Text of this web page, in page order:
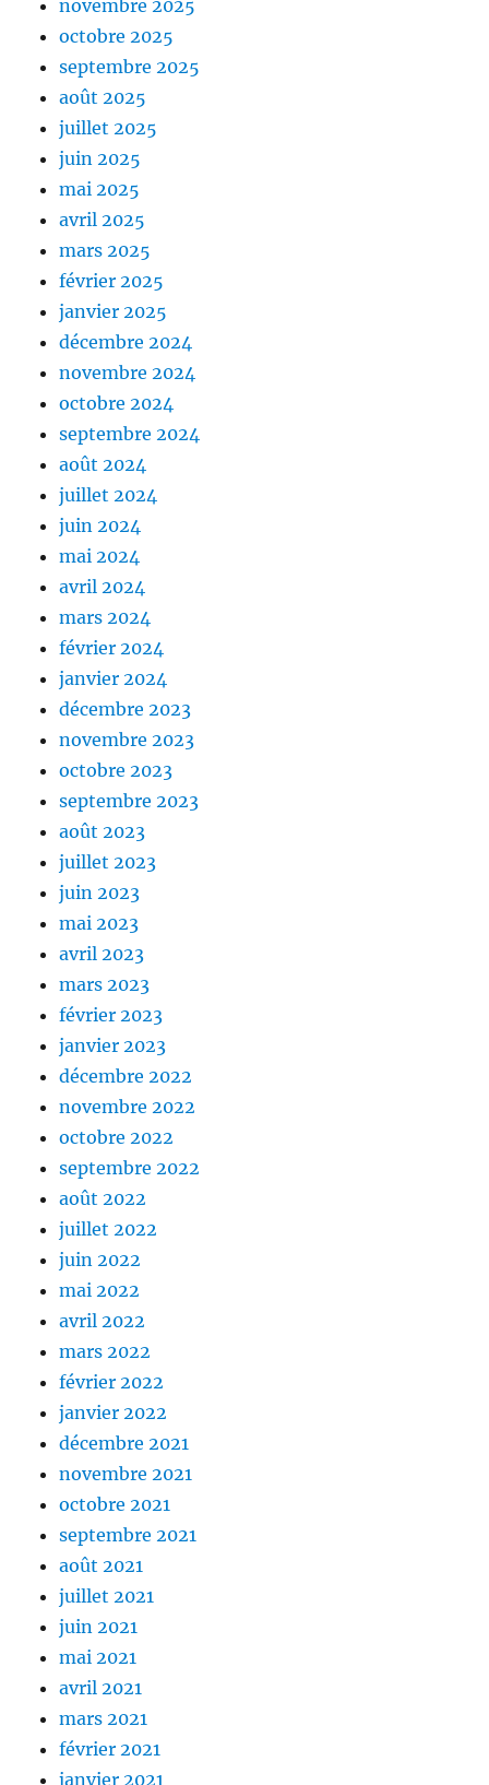
novembre 2025
octobre 2025
septembre 2025
août 2025
juillet 2025
juin 2025
mai 2025
avril 2025
mars 2025
février 2025
janvier 2025
décembre 2024
novembre 2024
octobre 2024
septembre 2024
août 2024
juillet 2024
juin 2024
mai 2024
avril 2024
mars 2024
février 2024
janvier 2024
décembre 2023
novembre 2023
octobre 2023
septembre 2023
août 2023
juillet 2023
juin 2023
mai 2023
avril 2023
mars 2023
février 2023
janvier 2023
décembre 2022
novembre 2022
octobre 2022
septembre 2022
août 2022
juillet 2022
juin 2022
mai 2022
avril 2022
mars 2022
février 2022
janvier 2022
décembre 2021
novembre 2021
octobre 2021
septembre 2021
août 2021
juillet 2021
juin 2021
mai 2021
avril 2021
mars 2021
février 2021
janvier 2021